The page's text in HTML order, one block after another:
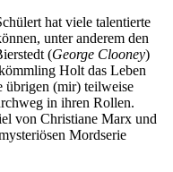
hat viele talentierte
unter anderem den
(George Clooney)
Holt das Leben
übrigen (mir) teilweise
in ihren Rollen.
von Christiane Marx und
Mordserie